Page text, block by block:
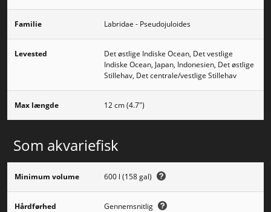
Familie Labridae - Pseudojuloides
Levested
Det østlige Indiske Ocean, Det vestlige
Indiske Ocean, Japan, Indonesien, Det østlige
Stillehav, Det centrale/vestlige Stillehav
Max længde 12 cm (4.7")
Som akvariefisk
Minimum volume 600 l (158 gal)
Hårdførhed Gennemsnitlig